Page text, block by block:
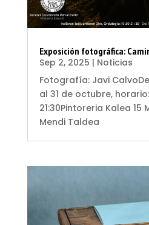
Exposición fotográfica:
Sep 2, 2025 | Noticias
Fotografía: Javi
al 31 de octubre,
21:30Pintoreria Kalea 15
Mendi Taldea